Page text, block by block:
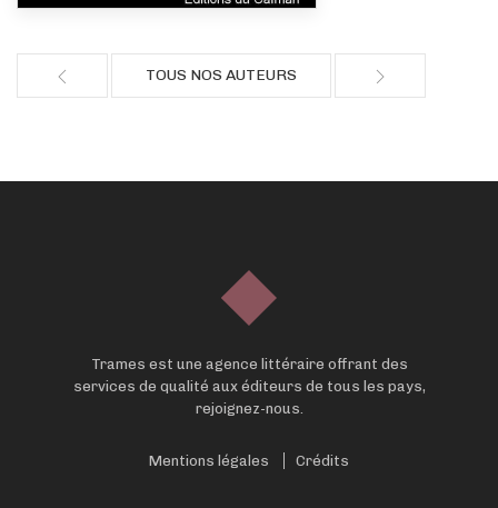
TOUS NOS AUTEURS
Trames est une agence littéraire offrant des
services de qualité aux éditeurs de tous les pays,
rejoignez-nous.
Mentions légales Crédits